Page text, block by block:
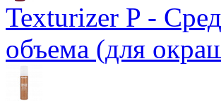
Texturizer P -
объема (для